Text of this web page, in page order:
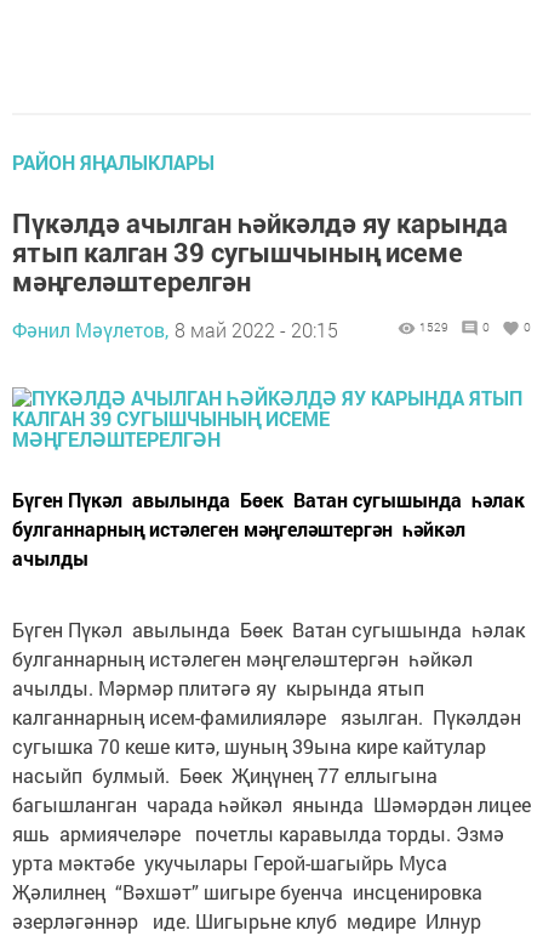
РАЙОН ЯҢАЛЫКЛАРЫ
Пүкәлдә ачылган һәйкәлдә яу карында
ятып калган 39 сугышчының исеме
мәңгеләштерелгән
Фәнил Мәүлетов, 8 май 2022 - 20:15 1529 0 0
Бүген Пүкәл авылында Бөек Ватан сугышында һәлак
булганнарның истәлеген мәңгеләштергән һәйкәл
ачылды
Бүген Пүкәл авылында Бөек Ватан сугышында һәлак
булганнарның истәлеген мәңгеләштергән һәйкәл
ачылды. Мәрмәр плитәгә яу кырында ятып
калганнарның исем-фамилияләре язылган. Пүкәлдән
сугышка 70 кеше китә, шуның 39ына кире кайтулар
насыйп булмый. Бөек Җиңүнең 77 еллыгына
багышланган чарада һәйкәл янында Шәмәрдән лицее
яшь армиячеләре почетлы каравылда торды. Эзмә
урта мәктәбе укучылары Герой-шагыйрь Муса
Җәлилнең “Вәхшәт” шигыре буенча инсценировка
әзерләгәннәр иде. Шигырьне клуб мөдире Илнур